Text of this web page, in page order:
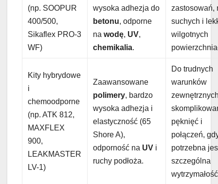
(np. SOOPUR
400/500,
Sikaflex PRO-3
WF)
wysoka adhezja do
betonu, odporne
nawodę, UV,
chemikalia.
zastosowań,
suchych i
wilgotnych
Kity hybrydowe
i
chemoodporne
(np. ATK 812,
MAXFLEX
900,
LEAKMASTER
LV-1)
Zaawansowane
polimery, bardzo
wysoka adhezja i
elastyczność (65
Shore A),
odporność na UV i
ruchy podłoża.
Do trudnych
warunków
pęknięć i
połączeń,
potrzebna
szczególna